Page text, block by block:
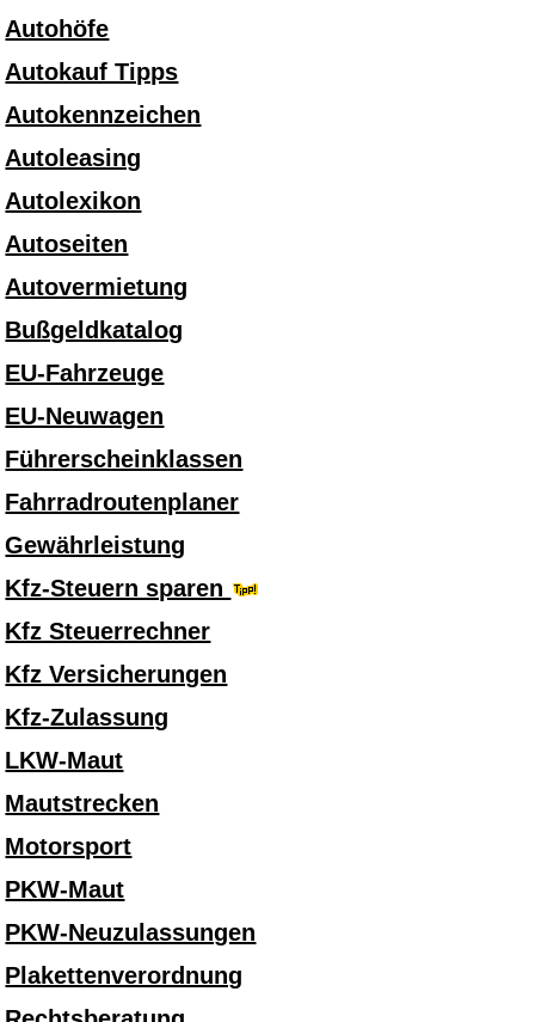
Autohöfe
Autokauf Tipps
Autokennzeichen
Autoleasing
Autolexikon
Autoseiten
Autovermietung
Bußgeldkatalog
EU-Fahrzeuge
EU-Neuwagen
Führerscheinklassen
Fahrradroutenplaner
Gewährleistung
Kfz-Steuern sparen
Kfz Steuerrechner
Kfz Versicherungen
Kfz-Zulassung
LKW-Maut
Mautstrecken
Motorsport
PKW-Maut
PKW-Neuzulassungen
Plakettenverordnung